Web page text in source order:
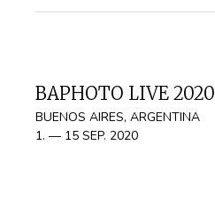
BAPHOTO LIVE 2020
BUENOS AIRES, ARGENTINA
1. — 15 SEP. 2020